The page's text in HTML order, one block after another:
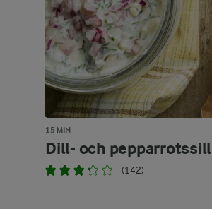
15 MIN
Dill- och pepparrotssill
(142)